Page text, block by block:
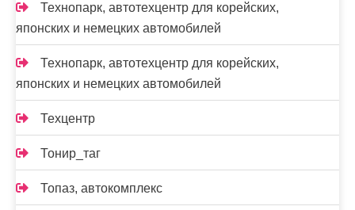
Технопарк, автотехцентр для корейских,
японских и немецких автомобилей
Технопарк, автотехцентр для корейских,
японских и немецких автомобилей
Техцентр
Тонир_таг
Топаз, автокомплекс